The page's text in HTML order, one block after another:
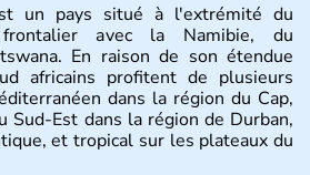
un pays situé à l'extrémité du
avec la Namibie, du
En raison de son étendue
africains profitent de plusieurs
dans la région du Cap,
Sud-Est dans la région de Durban,
et tropical sur les plateaux du